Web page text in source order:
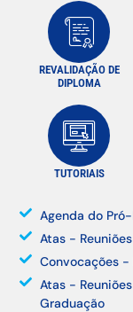
REVALIDAÇÃO DE
DIPLOMA
TUTORIAIS
Agenda do
Atas -
Convocações -
Atas -
Graduação